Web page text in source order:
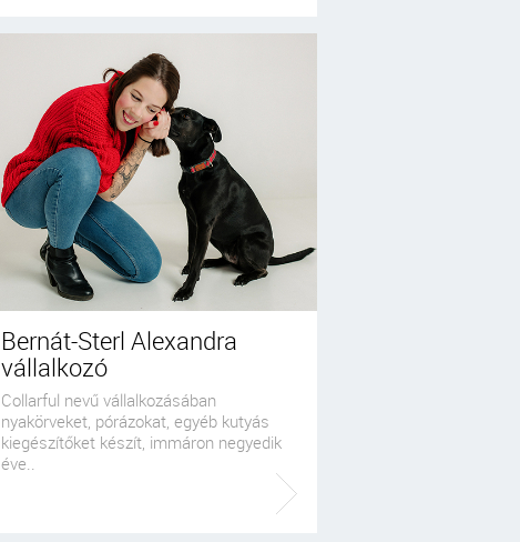
Bernát-Sterl Alexandra
vállalkozó
Collarful nevű vállalkozásában
nyakörveket, pórázokat, egyéb kutyás
kiegészítőket készít, immáron negyedik
éve..